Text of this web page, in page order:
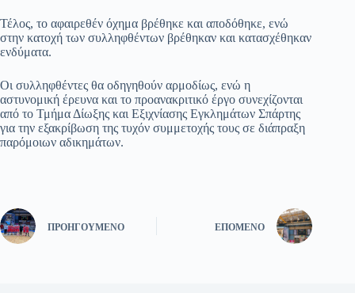
Τέλος, το αφαιρεθέν όχημα βρέθηκε και αποδόθηκε, ενώ
στην κατοχή των συλληφθέντων βρέθηκαν και κατασχέθηκαν
ενδύματα.
Οι συλληφθέντες θα οδηγηθούν αρμοδίως, ενώ η
αστυνομική έρευνα και το προανακριτικό έργο συνεχίζονται
από το Τμήμα Δίωξης και Εξιχνίασης Εγκλημάτων Σπάρτης
για την εξακρίβωση της τυχόν συμμετοχής τους σε διάπραξη
παρόμοιων αδικημάτων.
ΠΡΟΗΓΟΎΜΕΝΟ ΕΠΌΜΕΝΟ